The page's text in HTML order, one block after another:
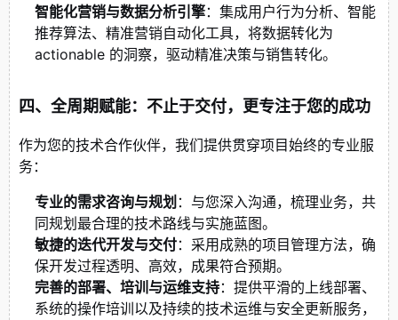
智能化营销与数据分析引擎：集成用户行为分析、智能
推荐算法、精准营销自动化工具，将数据转化为
actionable 的洞察，驱动精准决策与销售转化。
四、全周期赋能：不止于交付，更专注于您的成功
作为您的技术合作伙伴，我们提供贯穿项目始终的专业服
务：
专业的需求咨询与规划 ：与您深入沟通，梳理业务，共
同规划最合理的技术路线与实施蓝图。
敏捷的迭代开发与交付：采用成熟的项目管理方法，确
保开发过程透明、高效，成果符合预期。
完善的部署、培训与运维支持：提供平滑的上线部署、
系统的操作培训以及持续的技术运维与安全更新服务，